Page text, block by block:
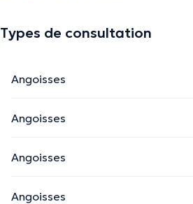
Types de consultation
Angoisses
Angoisses
Angoisses
Angoisses